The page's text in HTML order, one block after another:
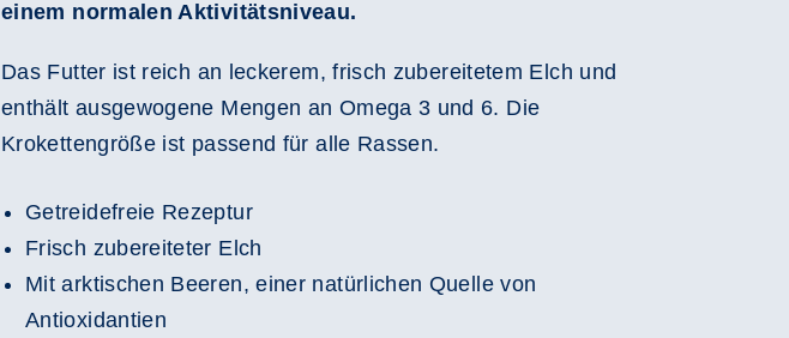
einem normalen Aktivitätsniveau.
Das Futter ist reich an leckerem, frisch zubereitetem Elch und
enthält ausgewogene Mengen an Omega 3 und 6. Die
Krokettengröße ist passend für alle Rassen.
Getreidefreie Rezeptur
Frisch zubereiteter Elch
Mit arktischen Beeren, einer natürlichen Quelle von
Antioxidantien